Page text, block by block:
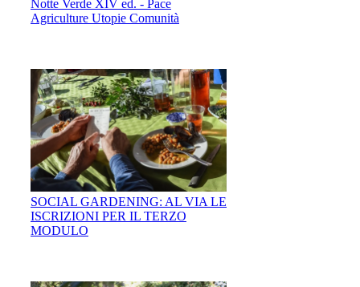
Notte Verde XIV ed. - Pace
Agriculture Utopie Comunità
SOCIAL GARDENING: AL VIA LE
ISCRIZIONI PER IL TERZO
MODULO